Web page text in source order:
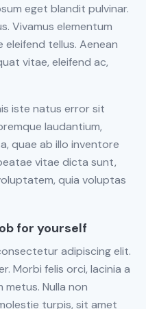
eget blandit pulvinar.
Vivamus elementum
tellus. Aenean
vitae, eleifend ac,
iste natus error sit
laudantium,
quae ab illo inventore
vitae dicta sunt,
quia voluptas
for yourself
adipiscing elit.
Morbi felis orci, lacinia a
Nulla non
turpis, sit amet